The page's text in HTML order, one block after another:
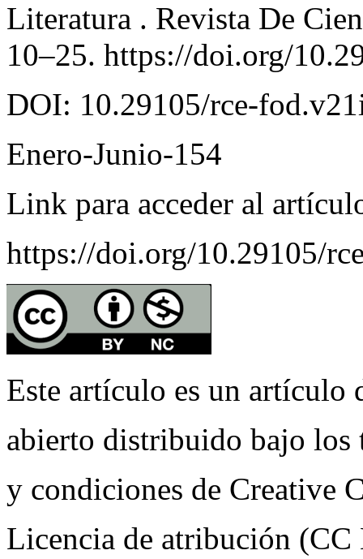
Literatura . Revista De
10–25. https://doi.org/
DOI: 10.29105/rce-
Enero-Junio-154
Link para acceder al
https://doi.org/10.29105/
Este artículo es un artículo
abierto distribuido bajo los
y condiciones de Creative
Licencia de atribución